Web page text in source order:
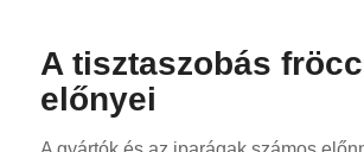
A tisztaszobás
előnyei